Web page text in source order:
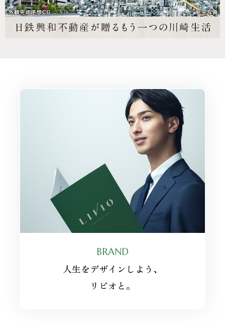
BRAND
人生をデザインしよう、
リビオと。